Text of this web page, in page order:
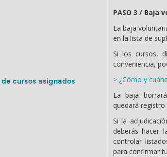
cursos asignados
PASO 3 / Baja
La baja
en la lista de
Si los cursos,
conveniencia,
> ¿Cómo y
La baja
quedará registro
Si la
deberás hacer
controlar
para confirmar